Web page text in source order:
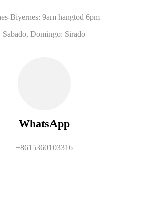
Biyernes: 9am hangtod 6pm
Sabado, Domingo: Sirado
WhatsApp
+8615360103316